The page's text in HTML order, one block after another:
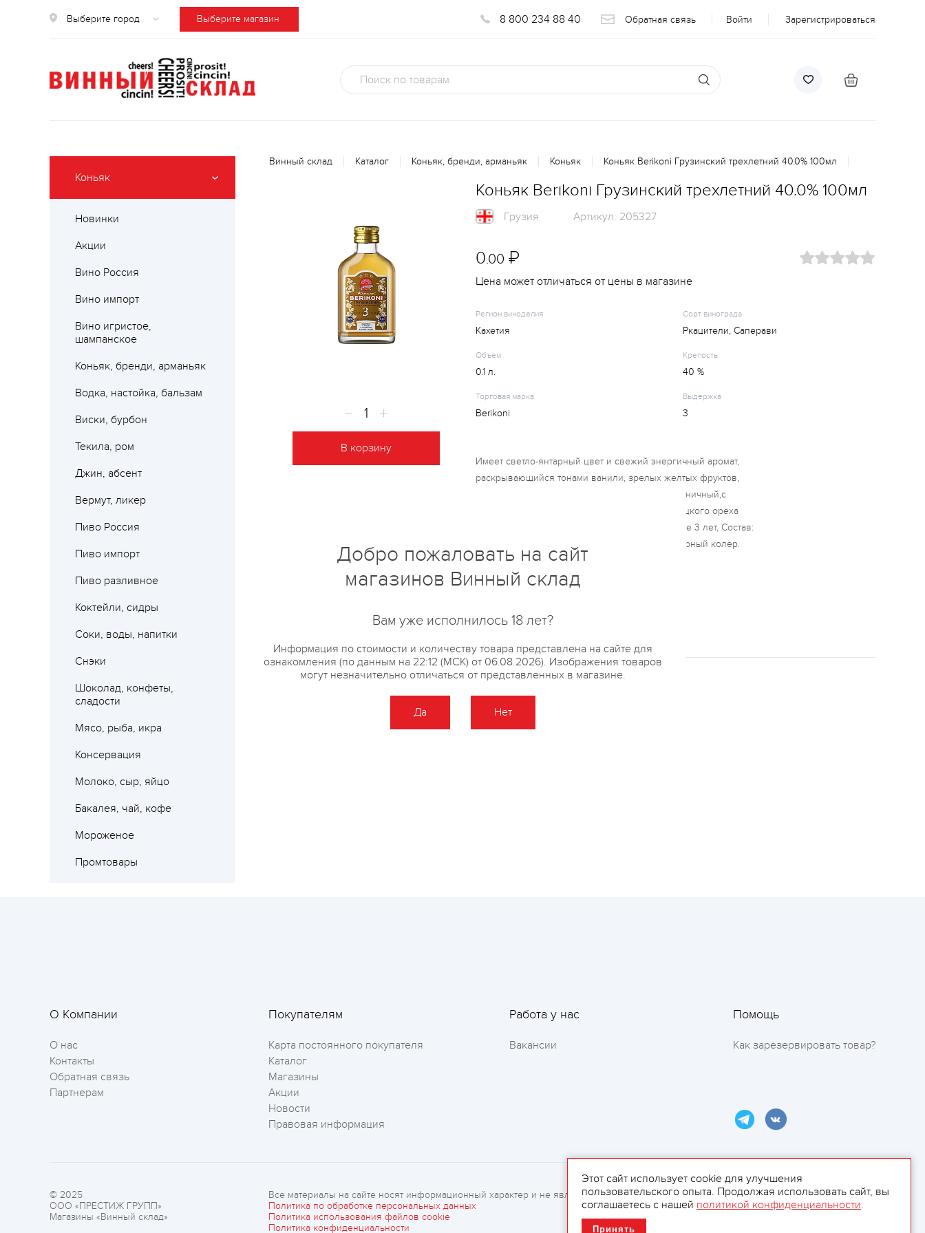
Выберите город Выберите магазин 8 800 234 88 40 Обратная связь Войти Зарегистрироваться
Коньяк
Новинки
Акции
Вино Россия
Вино импорт
Вино игристое,
шампанское
Коньяк, бренди, арманьяк
Водка, настойка, бальзам
Виски, бурбон
Текила, ром
Джин, абсент
Вермут, ликер
Пиво Россия
Пиво импорт
Пиво разливное
Коктейли, сидры
Соки, воды, напитки
Снэки
Шоколад, конфеты,
сладости
Мясо, рыба, икра
Консервация
Молоко, сыр, яйцо
Бакалея, чай, кофе
Мороженое
Промтовары
Винный склад Каталог Коньяк, бренди, арманьяк Коньяк Коньяк Berikoni Грузинский трехлетний 40.0% 100мл
В корзину
Коньяк Berikoni Грузинский трехлетний 40.0% 100мл
Грузия Артикул: 205327
0.00 ₽
Цена может отличаться от цены в магазине
Регион виноделия
Кахетия
Сорт винограда
Ркацители, Саперави
Объем
0.1 л.
Крепость
40 %
Торговая марка
Berikoni
Выдержка
3
Имеет светло-янтарный цвет и свежий энергичный аромат,
раскрывающийся тонами ванили, зрелых желтых фруктов,
цветочного мёда и орехов. вкус яркий и гармоничный,с
тонами абрикосов, яблок в меду, ванили и грецкого ореха
Коньячные дистилляты, выдержанные не менее 3 лет, Состав:
вода подготовленная, пищевой красительсахарный колер.
Сорт винограда: ркацители, саперави.
Где купить? Описание Отзывы
О Компании
О нас
Контакты
Обратная связь
Партнерам
Покупателям
Карта постоянного покупателя
Каталог
Магазины
Акции
Новости
Правовая информация
Работа у нас
Вакансии
Помощь
Как зарезервировать товар?
© 2025
ООО «ПРЕСТИЖ ГРУПП»
Магазины «Винный склад»
Все материалы на сайте носят информационный характер и не являются рекламой.
Политика по обработке персональных данных
Политика использования файлов cookie
Политика конфиденциальности
Этот сайт использует cookie для улучшения
пользовательского опыта. Продолжая использовать сайт, вы
соглашаетесь с нашей политикой конфиденциальности.
Принять
Добро пожаловать на сайт
магазинов Винный склад
Вам уже исполнилось 18 лет?
Информация по стоимости и количеству товара представлена на сайте для
ознакомления (по данным на 22:12 (МСК) от 06.08.2026). Изображения товаров
могут незначительно отличаться от представленных в магазине.
Да Нет